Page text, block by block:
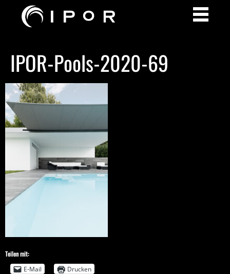
IPOR-Pools-2020-69
Teilen mit:
E-Mail
Drucken